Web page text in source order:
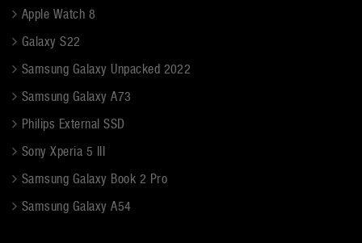
Apple Watch 8
Galaxy S22
Samsung Galaxy Unpacked 2022
Samsung Galaxy A73
Philips External SSD
Sony Xperia 5 III
Samsung Galaxy Book 2 Pro
Samsung Galaxy A54